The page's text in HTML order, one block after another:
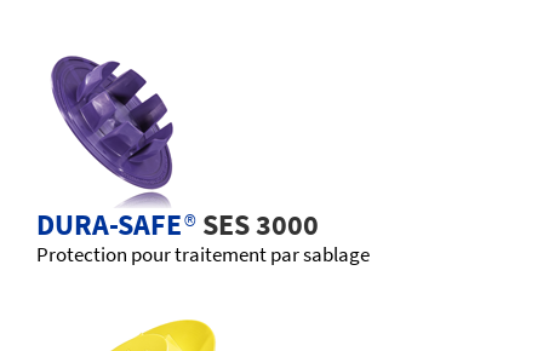
DURA-SAFE®SES 3000
Protection pour traitement par sablage